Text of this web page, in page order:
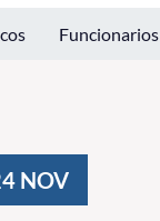
Funcionarios
NOV